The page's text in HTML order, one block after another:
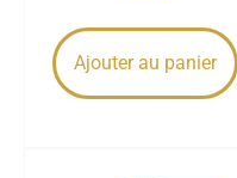
Ajouter au panier